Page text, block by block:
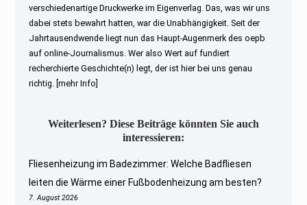
verschiedenartige Druckwerke im Eigenverlag. Das, was wir uns
dabei stets bewahrt hatten, war die Unabhängigkeit. Seit der
Jahrtausendwende liegt nun das Haupt-Augenmerk des oepb
auf online-Journalismus. Wer also Wert auf fundiert
recherchierte Geschichte(n) legt, der ist hier bei uns genau
richtig.
[mehr Info]
Weiterlesen? Diese Beiträge könnten Sie auch
interessieren:
Fliesenheizung im Badezimmer: Welche Badfliesen
leiten die Wärme einer Fußbodenheizung am besten?
7. August 2026